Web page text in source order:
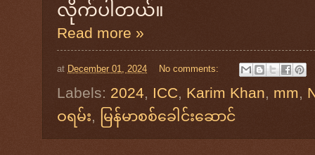
လိုက်ပါတယ်။
Read more »
at December 01, 2024 No comments:
Labels: 2024, ICC, Karim Khan, mm,
ဝရမ်း, မြန်မာစစ်ခေါင်းဆောင်